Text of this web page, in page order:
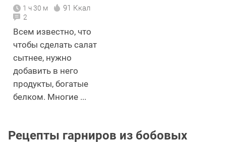
1 ч 30 м 91 Ккал
2
Всем известно, что
чтобы сделать салат
сытнее, нужно
добавить в него
продукты, богатые
белком. Многие ...
Рецепты гарниров из бобовых